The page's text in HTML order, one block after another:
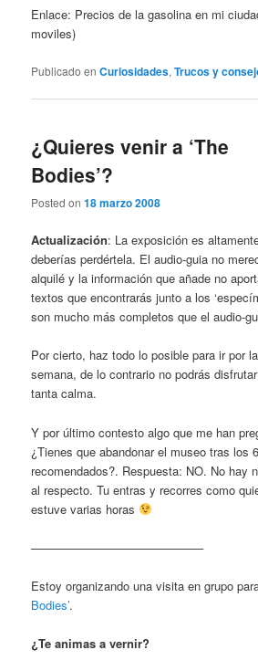
Enlace: Precios de la gasolina en mi
moviles)
Publicado en Curiosidades,Trucos y
¿Quieres venir a ‘The
Bodies’?
Posted on18 marzo 2008
Actualización: La exposición es
deberías perdértela. El audio-guia no
alquilé y la información que añade no
textos que encontrarás junto a los
son mucho más completos que el audio-
Por cierto, haz todo lo posible para ir por
semana, de lo contrario no podrás
tanta calma.
Y por último contesto algo que me han
¿Tienes que abandonar el museo tras los
recomendados?. Respuesta: NO. No hay
al respecto. Tu entras y recorres como
estuve varias horas
——————————————–
Estoy organizando una visita en grupo
Bodies’.
¿Te animas a vernir?